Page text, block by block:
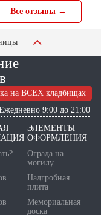
Все отзывы →
на ВСЕХ кладбищах
9:00 до 21:00
ЭЛЕМЕНТЫ
ОФОРМЛЕНИЯ
Ограда на
могилу
Надгробная
плита
Мемориальная
доска